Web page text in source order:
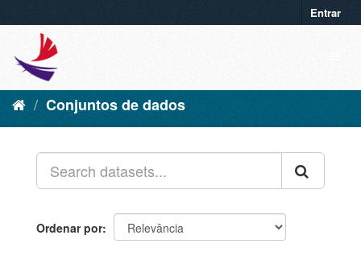
Entrar
Conjuntos de dados
Ordenar por